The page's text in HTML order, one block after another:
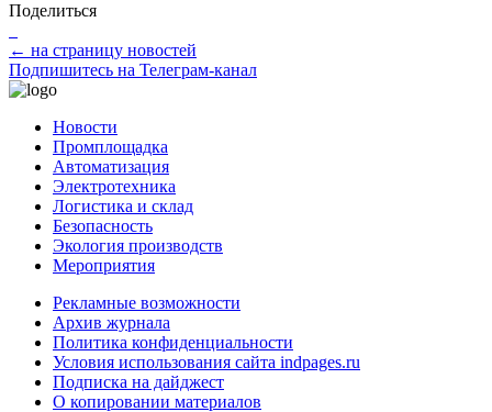
Поделиться
← на страницу новостей
Подпишитесь на Телеграм-канал
Новости
Промплощадка
Автоматизация
Электротехника
Логистика и склад
Безопасность
Экология производств
Мероприятия
Рекламные возможности
Архив журнала
Политика конфиденциальности
Условия использования сайта indpages.ru
Подписка на дайджест
О копировании материалов